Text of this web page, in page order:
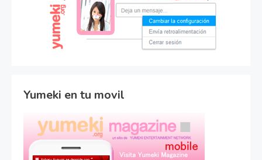
Yumeki en tu movil